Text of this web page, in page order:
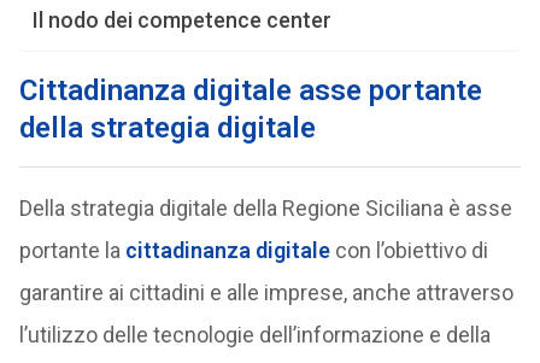
Il nodo dei competence center
Cittadinanza digitale asse portante
della strategia digitale
Della strategia digitale della Regione Siciliana è asse
portante la cittadinanza digitalecon l’obiettivo di
garantire ai cittadini e alle imprese, anche attraverso
l’utilizzo delle tecnologie dell’informazione e della